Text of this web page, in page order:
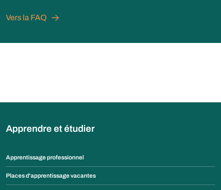
Vers la FAQ
Apprendre et étudier
Apprentissage professionnel
Places d'apprentissage vacantes